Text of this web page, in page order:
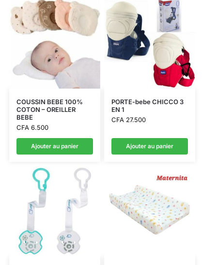
COUSSIN BEBE 100%
COTON – OREILLER
BEBE
CFA6.500
Ajouter au panier
PORTE-bebe CHICCO 3
EN 1
CFA27.500
Ajouter au panier